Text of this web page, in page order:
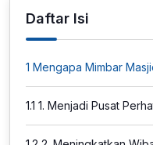
Daftar Isi
1 Mengapa Mimbar
1.1 1. Menjadi Pusat